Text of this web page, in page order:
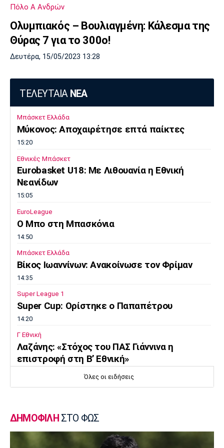
Πόλο Α Ανδρών
Ολυμπιακός – Βουλιαγμένη: Κάλεσμα της
Θύρας 7 για το 300ο!
Δευτέρα, 15/05/2023 13:28
ΤΕΛΕΥΤΑΙΑ ΝΕΑ
Μπάσκετ Ελλάδα
Μύκονος: Αποχαιρέτησε επτά παίκτες
15:20
Εθνικές Μπάσκετ
Eurobasket U18: Με Λιθουανία η Εθνική
Νεανίδων
15:05
EuroLeague
Ο Μπο στη Μπασκόνια
14:50
Μπάσκετ Ελλάδα
Βίκος Ιωαννίνων: Ανακοίνωσε τον Φρίμαν
14:35
Super League 1
Super Cup: Ορίστηκε ο Παπαπέτρου
14:20
Γ Εθνική
Λαζάνης: «Στόχος του ΠΑΣ Γιάννινα η
επιστροφή στη Β’ Εθνική»
Εθνικές Μπάσκετ
13:50
Μακάμπι Τελ Αβίβ: Ενισχύθηκε με τον
Όλες οι ειδήσεις
ΔΗΜΟΦΙΛΗ ΣΤΟ ΦΩΣ